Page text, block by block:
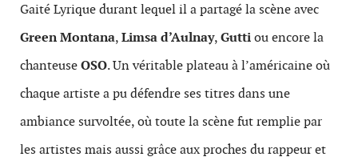
Gaité Lyrique durant lequel il a partagé la scène avec
Green Montana,Limsa d’Aulnay,Guttiou encore la
chanteuseOSO. Un véritable plateau à l’américaine où
chaque artiste a pu défendre ses titres dans une
ambiance survoltée, où toute la scène fut remplie par
les artistes mais aussi grâce aux proches du rappeur et